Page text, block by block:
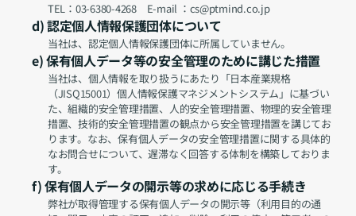
TEL：03-6380-4268　E-mail ： cs@ptmind.co.jp
d) 認定個人情報保護団体について
当社は、認定個人情報保護団体に所属していません。
e) 保有個人データ等の安全管理のために講じた措置
当社は、個人情報を取り扱うにあたり「日本産業規格
（JISQ15001）個人情報保護マネジメントシステム」に基づい
た、組織的安全管理措置、人的安全管理措置、物理的安全管理
措置、技術的安全管理措置の観点から安全管理措置を講じてお
ります。なお、保有個人データの安全管理措置に関する具体的
なお問合せについて、遅滞なく回答する体制を構築しておりま
す。
f) 保有個人データの開示等の求めに応じる手続き
弊社が取得管理する保有個人データの開示等（利用目的の通